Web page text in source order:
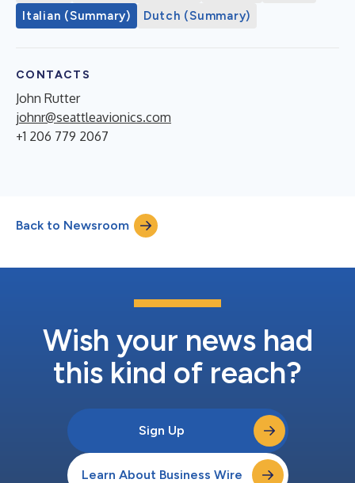
Italian (Summary)
Dutch (Summary)
CONTACTS
John Rutter
johnr@seattleavionics.com
+1 206 779 2067
Back to Newsroom
Wish your news had
this kind of reach?
Sign Up
Learn About Business Wire